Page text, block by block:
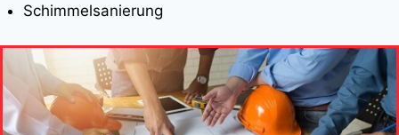
Schimmelsanierung